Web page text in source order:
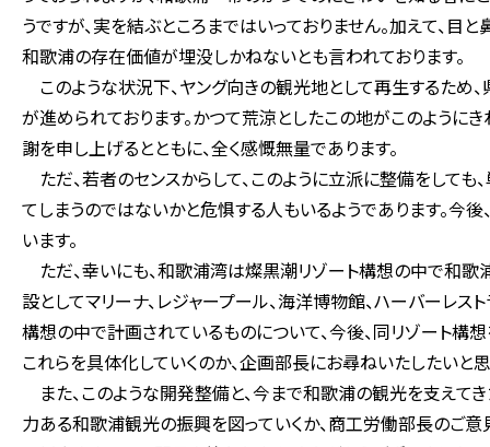
うですが、実を結ぶところまではいっておりません。加えて、
和歌浦の存在価値が埋没しかねないとも言われております。
このような状況下、ヤング向きの観光地として再生するた
が進められております。かつて荒涼としたこの地がこのよう
謝を申し上げるとともに、全く感慨無量であります。
ただ、若者のセンスからして、このように立派に整備をして
てしまうのではないかと危惧する人もいるようであります。
います。
ただ、幸いにも、和歌浦湾は燦黒潮リゾート構想の中で和
設としてマリーナ、レジャープール、海洋博物館、ハーバーレス
構想の中で計画されているものについて、今後、同リゾート
これらを具体化していくのか、企画部長にお尋ねいたしたいと思
また、このような開発整備と、今まで和歌浦の観光を支えて
力ある和歌浦観光の振興を図っていくか、商工労働部長のご意